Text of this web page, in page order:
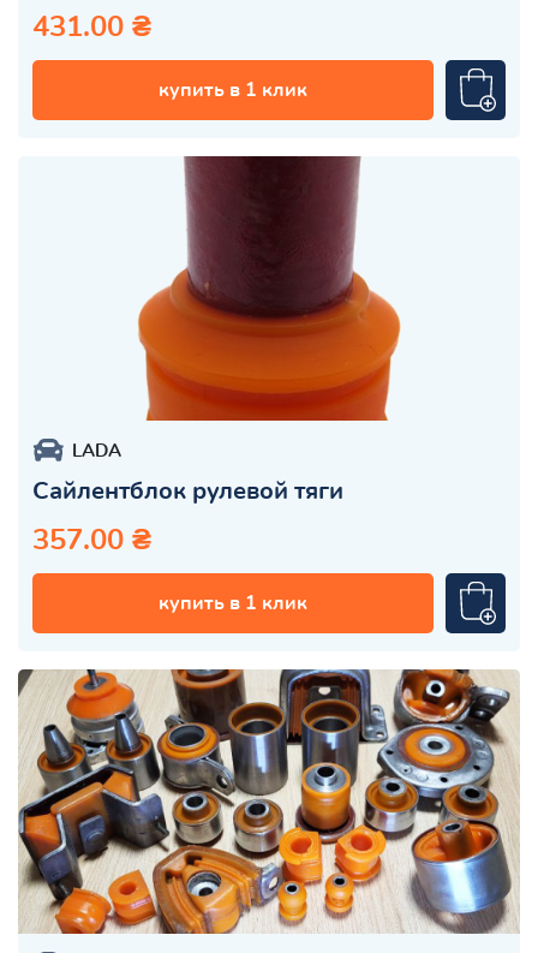
431.00 ₴
купить в 1 клик
LADA
Сайлентблок рулевой тяги
357.00 ₴
купить в 1 клик